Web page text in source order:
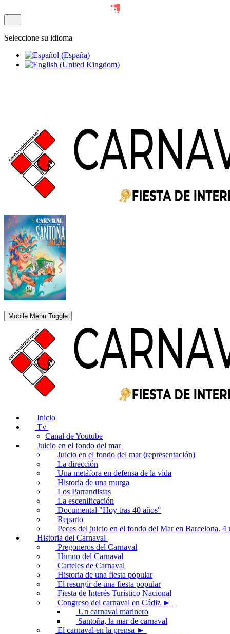
Seleccione su idioma
Mobile Menu Toggle
Inicio
Tv
Canal de Youtube
Juicio en el fondo del mar
Juicio en el fondo del mar (representación)
La dirección
Una metáfora en defensa de la vida
Historia de una murga
Los Parrandistas
La escenificación
Documental "Hoy tras 40 años"
Reparto
Peces del juicio en el fondo del Mar en Barcelona. 4
Historia del Carnaval
Pregoneros del Carnaval
Himno del Carnaval
Carteles de Carnaval
Historia de una fiesta popular
El resurgir de una fiesta popular
Fiesta de Interés Turístico Nacional
Congreso del carnaval en Cádiz ►
Un carnaval marinero
Santoña, la mar de carnaval
El carnaval en la prensa ►